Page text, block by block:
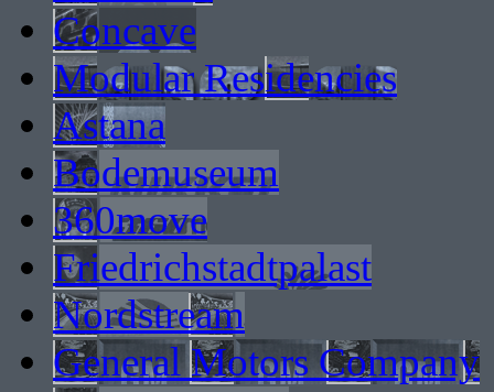
Concave
Modular Residencies
Astana
Bodemuseum
360move
Friedrichstadtpalast
Nordstream
General Motors Company